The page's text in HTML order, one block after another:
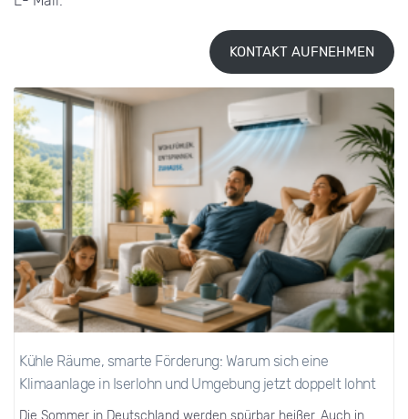
KONTAKT AUFNEHMEN
Kühle Räume, smarte Förderung: Warum sich eine
Klimaanlage in Iserlohn und Umgebung jetzt doppelt lohnt
Die Sommer in Deutschland werden spürbar heißer. Auch in